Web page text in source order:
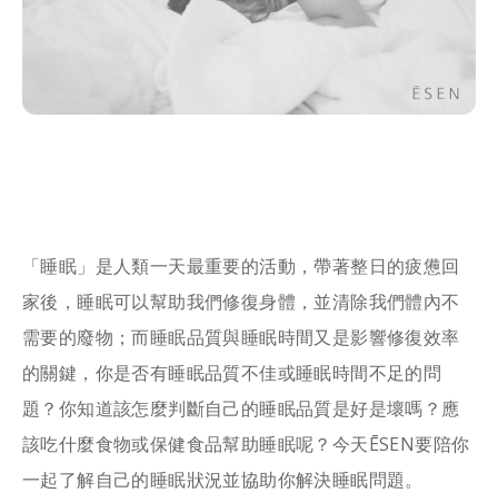
「睡眠」是人類一天最重要的活動，帶著整日的疲憊回
家後，睡眠可以幫助我們修復身體，並清除我們體內不
需要的廢物；而睡眠品質與睡眠時間又是影響修復效率
的關鍵，你是否有睡眠品質不佳或睡眠時間不足的問
題？你知道該怎麼判斷自己的睡眠品質是好是壞嗎？應
該吃什麼食物或保健食品幫助睡眠呢？今天ĒSEN要陪你
一起了解自己的睡眠狀況並協助你解決睡眠問題。